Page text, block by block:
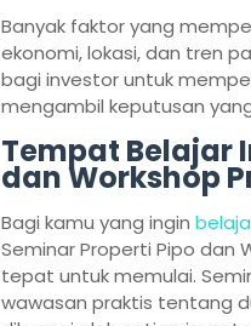
Banyak faktor yang
ekonomi, lokasi, dan tren
bagi investor untuk
mengambil keputusan
Tempat Belajar
dan Workshop
Bagi kamu yang ingin
Seminar Properti Pipo dan
tepat untuk memulai.
wawasan praktis tentang